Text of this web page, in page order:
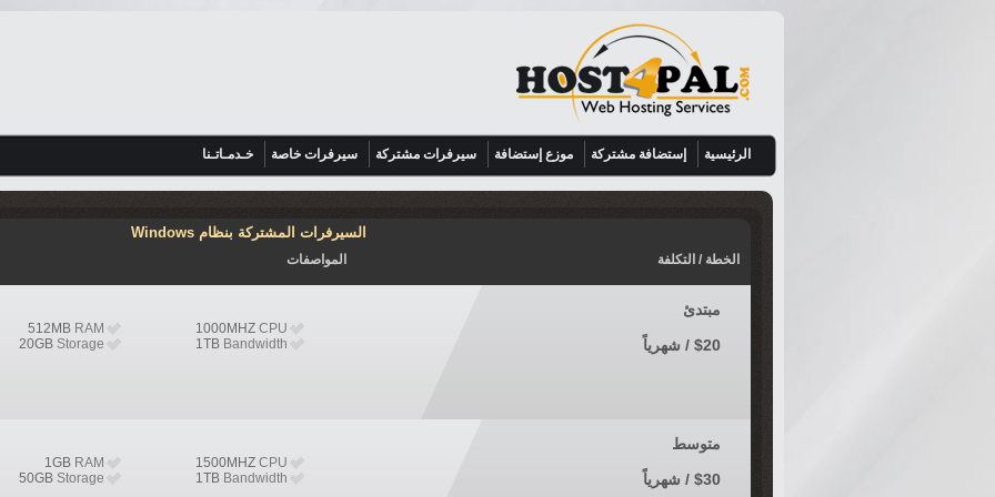
الرئيسية إستضافة مشتركة موزع إستضافة سيرفرات مشتركة سيرفرات خاصة خـدمـاتـنا
السيرفرات المشتركة بنظام Windows
الخطة / التكلفة المواصفات
مبتدئ
$20 / شهرياً
1000MHZCPU
512MB RAM
1TB Bandwidth
20GB Storage
متوسط
$30 / شهرياً
1500MHZCPU
1GB RAM
1TB Bandwidth
50GB Storage